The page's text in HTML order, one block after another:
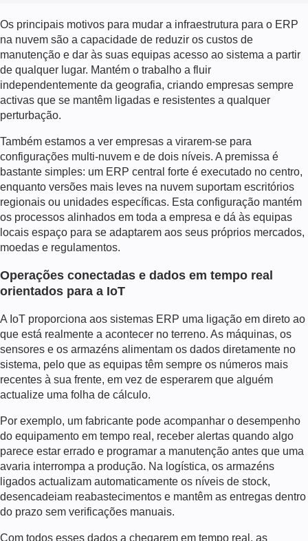
Os principais motivos para mudar a infraestrutura para o ERP
na nuvem são a capacidade de reduzir os custos de
manutenção e dar às suas equipas acesso ao sistema a partir
de qualquer lugar. Mantém o trabalho a fluir
independentemente da geografia, criando empresas sempre
activas que se mantêm ligadas e resistentes a qualquer
perturbação.
Também estamos a ver empresas a virarem-se para
configurações multi-nuvem e de dois níveis. A premissa é
bastante simples: um ERP central forte é executado no centro,
enquanto versões mais leves na nuvem suportam escritórios
regionais ou unidades específicas. Esta configuração mantém
os processos alinhados em toda a empresa e dá às equipas
locais espaço para se adaptarem aos seus próprios mercados,
moedas e regulamentos.
Operações conectadas e dados em tempo real
orientados para a IoT
A IoT proporciona aos sistemas ERP uma ligação em direto ao
que está realmente a acontecer no terreno. As máquinas, os
sensores e os armazéns alimentam os dados diretamente no
sistema, pelo que as equipas têm sempre os números mais
recentes à sua frente, em vez de esperarem que alguém
actualize uma folha de cálculo.
Por exemplo, um fabricante pode acompanhar o desempenho
do equipamento em tempo real, receber alertas quando algo
parece estar errado e programar a manutenção antes que uma
avaria interrompa a produção. Na logística, os armazéns
ligados actualizam automaticamente os níveis de stock,
desencadeiam reabastecimentos e mantêm as entregas dentro
do prazo sem verificações manuais.
Com todos esses dados a chegarem em tempo real, as